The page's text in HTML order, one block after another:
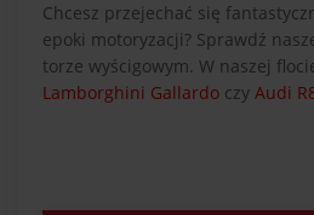
Chcesz przejechać się
epoki motoryzacji? Sprawdź
torze wyścigowym. W naszej
Lamborghini Gallardo czy Audi